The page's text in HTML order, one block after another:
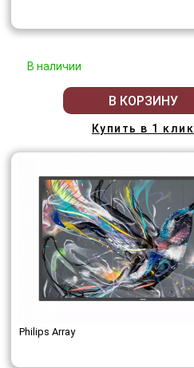
В наличии
В КОРЗИНУ
Купить в 1 клик
Philips Array